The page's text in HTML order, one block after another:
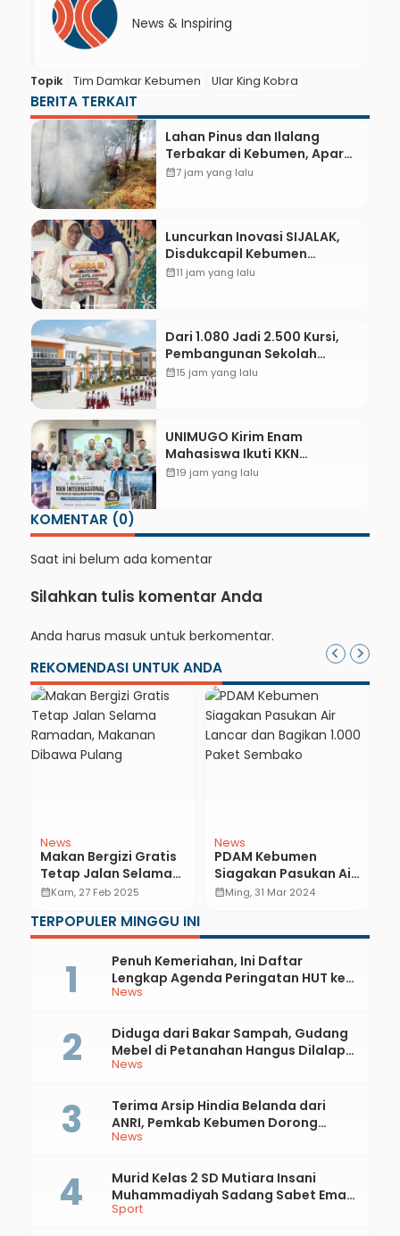
News & Inspiring
Topik Tim Damkar Kebumen Ular King Kobra
BERITA TERKAIT
Lahan Pinus dan Ilalang
Terbakar di Kebumen, Aparat
dan Warga Padamkan Api
calendar_month7 jam yang lalu
Luncurkan Inovasi SIJALAK,
Disdukcapil Kebumen
Perkuat Jejaring Literasi
calendar_month11 jam yang lalu
Dari 1.080 Jadi 2.500 Kursi,
Pembangunan Sekolah
Rakyat Kebumen Ditargetkan
calendar_month15 jam yang lalu
UNIMUGO Kirim Enam
Mahasiswa Ikuti KKN
Internasional 2026 di ASEAN
calendar_month19 jam yang lalu
KOMENTAR (0)
Saat ini belum ada komentar
Silahkan tulis komentar Anda
Anda harus masuk untuk berkomentar.
REKOMENDASI UNTUK ANDA
News
Makan Bergizi Gratis
Tetap Jalan Selama
Ramadan, Makanan
calendar_monthKam, 27 Feb 2025
News
PDAM Kebumen
Siagakan Pasukan Air
Lancar dan Bagikan
calendar_monthMing, 31 Mar 2024
TERPOPULER MINGGU INI
News
Penuh Kemeriahan, Ini Daftar
Lengkap Agenda Peringatan HUT ke-
81 RI dan Hari Jadi ke-397 Kabupaten
News
Diduga dari Bakar Sampah, Gudang
Mebel di Petanahan Hangus Dilalap
Api
News
Terima Arsip Hindia Belanda dari
ANRI, Pemkab Kebumen Dorong
Integrasi Sejarah, Geopark, dan
Sport
Murid Kelas 2 SD Mutiara Insani
Muhammadiyah Sadang Sabet Emas
dan Perak di Kejurda Tapak Suci